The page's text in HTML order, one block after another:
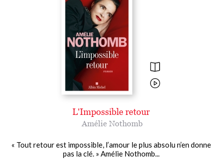
L'Impossible retour
Amélie Nothomb
« Tout retour est impossible, l’amour le plus absolu n’en donne
pas la clé. » Amélie Nothomb...